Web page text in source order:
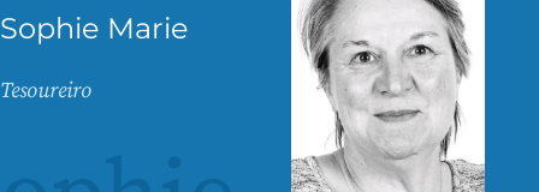
Sophie Marie
Tesoureiro
PL
UK